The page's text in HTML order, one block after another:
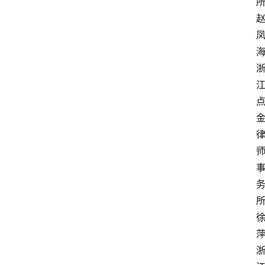
赵
凤
海
浙
江
点
金
律
师
事
务
所
徐
萍
浙